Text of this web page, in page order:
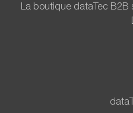
La boutique dataTec B2B